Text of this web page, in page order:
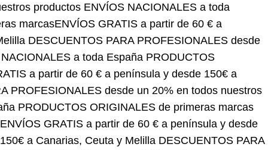
ORIGINALES de primeras marcasENVÍOS
Ceuta y MelillaDESCUENTOS PARA
ENVÍOS NACIONALES a toda España
GRATIS a partir de 60 € a península y desde 150€
desde un 20% en todos nuestros
ORIGINALES de primeras marcas
ENVÍOS GRATIS a partir de 60 € a península y desde
150€ a Canarias, Ceuta y MelillaDESCUENTOS PARA
PROFESIONALES desde un 20% en todos nuestros